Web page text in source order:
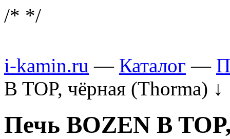
/* */
i-kamin.ru — Каталог —
B TOP, чёрная (Thorma) ↓
Печь BOZEN B